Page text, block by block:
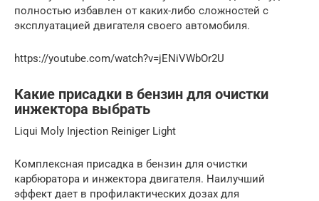
полностью избавлен от каких-либо сложностей с
эксплуатацией двигателя своего автомобиля.
https://youtube.com/watch?v=jENiVWbOr2U
Какие присадки в бензин для очистки
инжектора выбрать
Liqui Moly Injection Reiniger Light
Комплексная присадка в бензин для очистки
карбюратора и инжектора двигателя. Наилучший
эффект дает в профилактических дозах для